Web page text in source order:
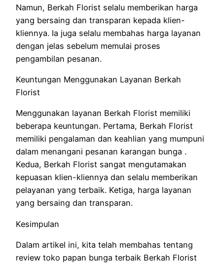
Namun, Berkah Florist selalu memberikan harga
yang bersaing dan transparan kepada klien-
kliennya. Ia juga selalu membahas harga layanan
dengan jelas sebelum memulai proses
pengambilan pesanan.
Keuntungan Menggunakan Layanan Berkah
Florist
Menggunakan layanan Berkah Florist memiliki
beberapa keuntungan. Pertama, Berkah Florist
memiliki pengalaman dan keahlian yang mumpuni
dalam menangani pesanan karangan bunga .
Kedua, Berkah Florist sangat mengutamakan
kepuasan klien-kliennya dan selalu memberikan
pelayanan yang terbaik. Ketiga, harga layanan
yang bersaing dan transparan.
Kesimpulan
Dalam artikel ini, kita telah membahas tentang
review toko papan bunga terbaik Berkah Florist